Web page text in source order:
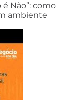
Não”: como
ambiente